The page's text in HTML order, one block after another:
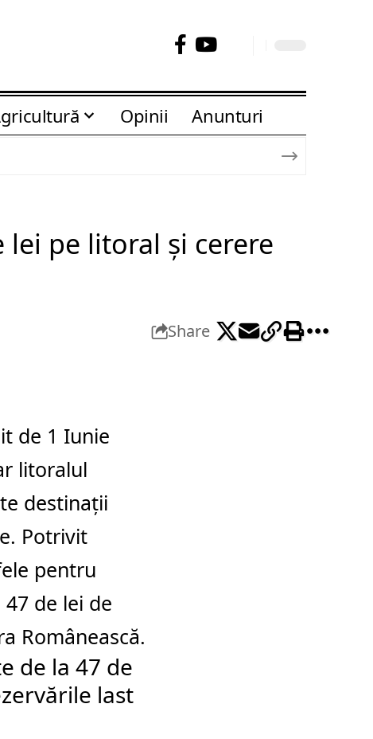
Opinii Anunturi
lei pe litoral și cerere
Share
de 1 Iunie
litoralul
destinații
Potrivit
pentru
de lei de
Românească.
de la 47 de
last